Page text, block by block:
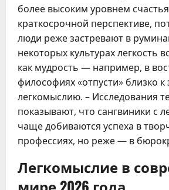
более высоким уровнем
краткосрочной перспективе,
люди реже застревают в
некоторых культурах легкость
как мудрость — например, в
философиях «отпусти» близко
легкомыслию. – Исследования
показывают, что сангвиники с
чаще добиваются успеха в
профессиях, но реже — в
Легкомыслие в
мире 2026 года